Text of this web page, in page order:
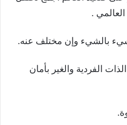
.
بالشيء وإن مختلف عنه.
الفردية والغير بأمان